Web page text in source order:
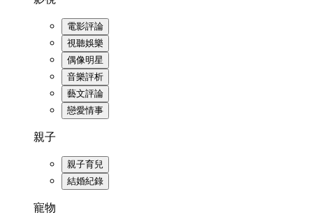
電影評論
視聽娛樂
偶像明星
音樂評析
藝文評論
戀愛情事
親子
親子育兒
結婚紀錄
寵物